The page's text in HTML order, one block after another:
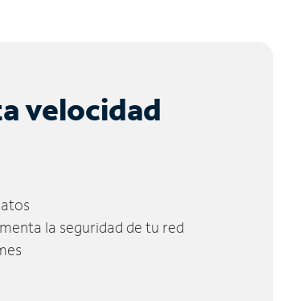
velocidad
la seguridad de tu red